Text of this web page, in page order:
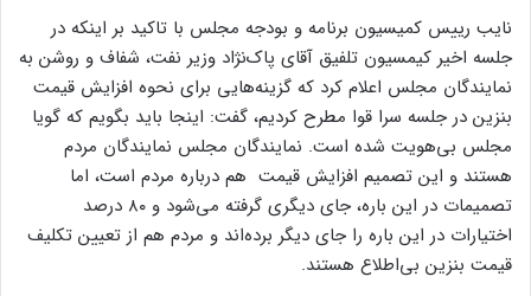
نایب رییس کمیسیون برنامه و بودجه مجلس با تاکید بر اینکه در
جلسه اخیر کیمسیون تلفیق آقای پاک‌نژاد وزیر نفت، شفاف و روشن به
نمایندگان مجلس اعلام کرد که گزینه‌هایی برای نحوه افزایش قیمت
بنزین در جلسه سرا قوا مطرح کردیم، گفت: اینجا باید بگویم که گویا
مجلس بی‌هویت شده است. نمایندگان مجلس نمایندگان مردم
هستند و این تصمیم افزایش قیمت هم درباره مردم است، اما
تصمیمات در این باره، جای دیگری گرفته می‌شود و ۸۰ درصد
اختیارات در این باره را جای دیگر برده‌اند و مردم هم از تعیین تکلیف
قیمت بنزین بی‌اطلاع هستند.